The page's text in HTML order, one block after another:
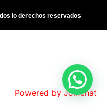
lo derechos reservados
Powered by Joinchat